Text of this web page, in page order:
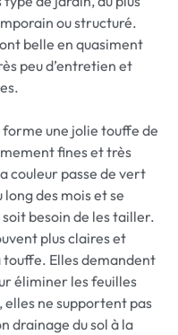
ou structuré.
belle en quasiment
peu d’entretien et
une jolie touffe de
fines et très
couleur passe de vert
des mois et se
besoin de les tailler.
plus claires et
Elles demandent
éliminer les feuilles
elles ne supportent pas
drainage du sol à la